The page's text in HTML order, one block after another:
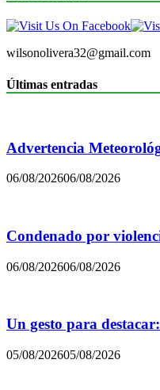
wilsonolivera32@gmail.com
Últimas entradas
Advertencia
06/08/202606/08/2026
Condenado por
06/08/202606/08/2026
Un gesto para
05/08/202605/08/2026